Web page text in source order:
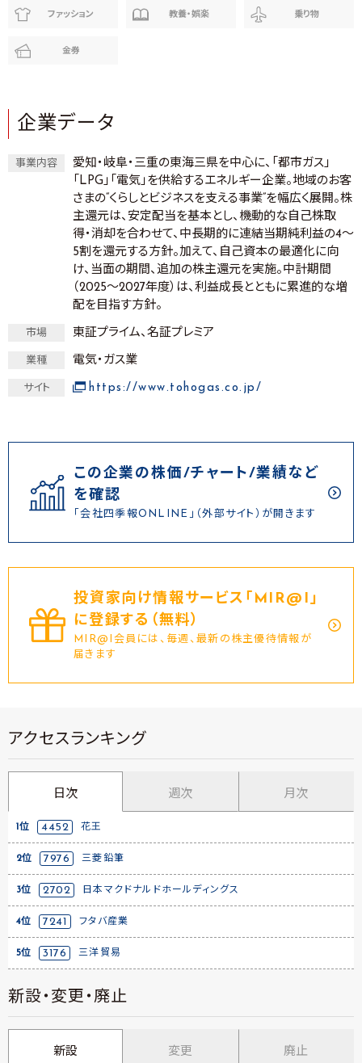
ファッション 教養・娯楽 乗り物
金券
企業データ
事業内容
愛知・岐阜・三重の東海三県を中心に、「都市ガス」
「LPG」「電気」を供給するエネルギー企業。地域のお客
さまの“くらしとビジネスを支える事業”を幅広く展開。株
主還元は、安定配当を基本とし、機動的な自己株取
得・消却を合わせて、中長期的に連結当期純利益の4～
5割を還元する方針。加えて、自己資本の最適化に向
け、当面の期間、追加の株主還元を実施。中計期間
（2025～2027年度）は、利益成長とともに累進的な増
配を目指す方針。
市場 東証プライム、名証プレミア
業種 電気・ガス業
サイト https://www.tohogas.co.jp/
この企業の株価/チャート/業績など
を確認
「会社四季報ONLINE」（外部サイト）が開きます
投資家向け情報サービス｢MIR@I｣
に登録する（無料）
MIR@I会員には、毎週、最新の株主優待情報が
届きます
アクセスランキング
日次 週次 月次
1位 4452 花王
2位 7976 三菱鉛筆
3位 2702 日本マクドナルドホールディングス
4位 7241 フタバ産業
5位 3176 三洋貿易
新設・変更・廃止
新設 変更 廃止